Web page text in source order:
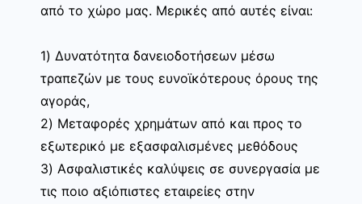
από το χώρο μας. Μερικές από αυτές είναι:
1) Δυνατότητα δανειοδοτήσεων μέσω
τραπεζών με τους ευνοϊκότερους όρους της
αγοράς,
2) Μεταφορές χρημάτων από και προς το
εξωτερικό με εξασφαλισμένες μεθόδους
3) Ασφαλιστικές καλύψεις σε συνεργασία με
τις ποιο αξιόπιστες εταιρείες στην